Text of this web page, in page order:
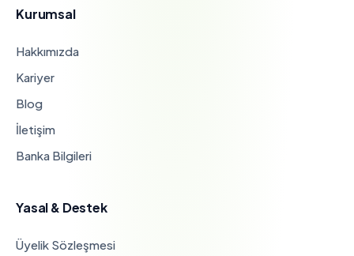
Kurumsal
Hakkımızda
Kariyer
Blog
İletişim
Banka Bilgileri
Yasal & Destek
Üyelik Sözleşmesi